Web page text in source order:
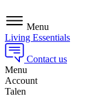
Menu
Living Essentials
Contact us
Menu
Account
Talen